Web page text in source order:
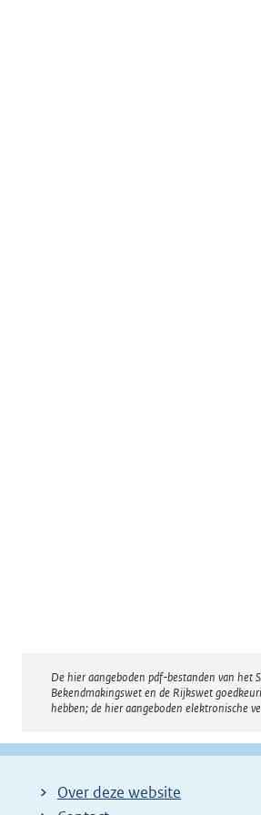
Disclaimer
De hier aangeboden pdf-bestanden van het
Bekendmakingswet en de Rijkswet
hebben; de hier aangeboden elektronische
Over deze website